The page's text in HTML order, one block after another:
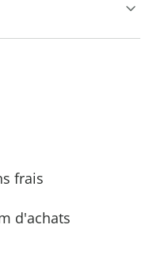
frais
d'achats